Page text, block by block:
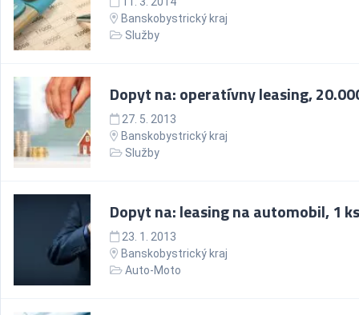
Banskobystrický kraj
Služby
Dopyt na: operatívny leasing,
27. 5. 2013
Banskobystrický kraj
Služby
Dopyt na: leasing na automobil, 1 ks
23. 1. 2013
Banskobystrický kraj
Auto-Moto